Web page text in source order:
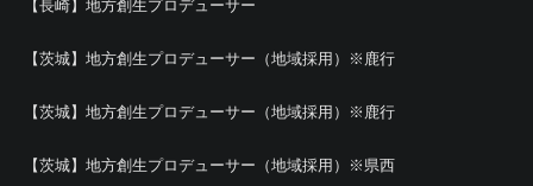
【長崎】地方創生プロデューサー
【茨城】地方創生プロデューサー（地域採用）※鹿行
【茨城】地方創生プロデューサー（地域採用）※鹿行
【茨城】地方創生プロデューサー（地域採用）※県西